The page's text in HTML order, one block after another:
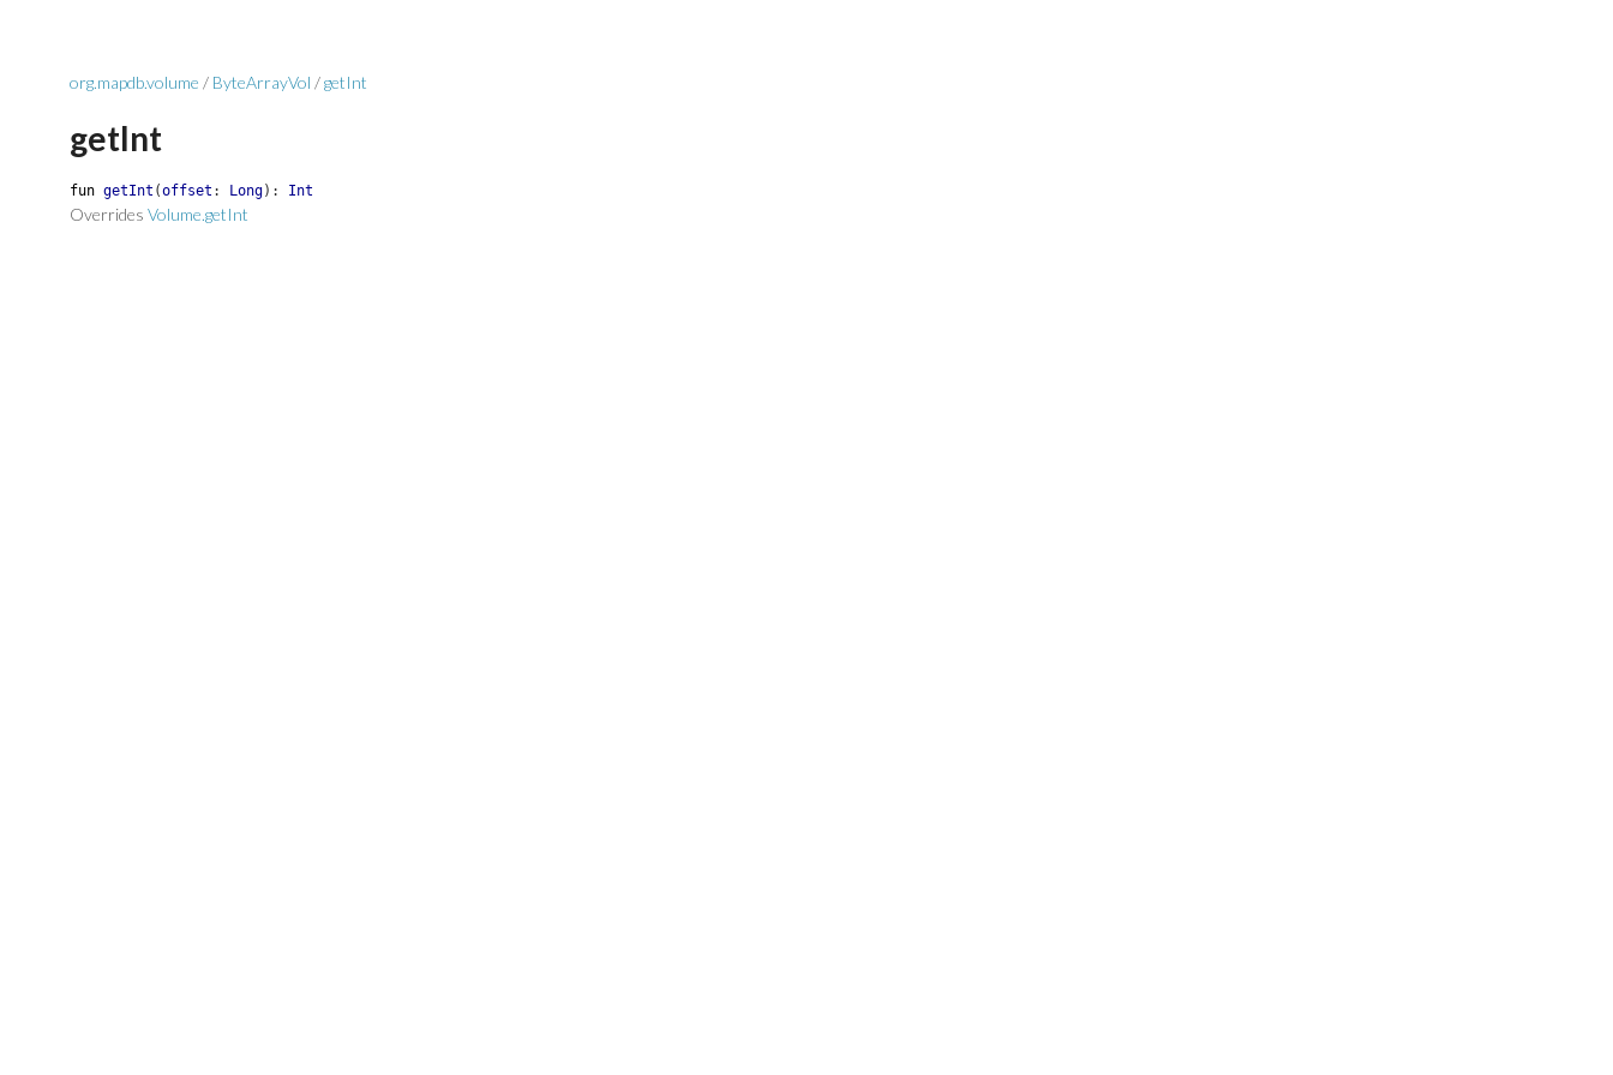
org.mapdb.volume / ByteArrayVol /getInt
getInt
fun getInt (offset : Long) : Int
Overrides Volume.getInt